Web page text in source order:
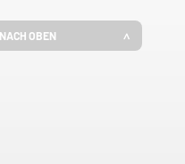
NACH OBEN